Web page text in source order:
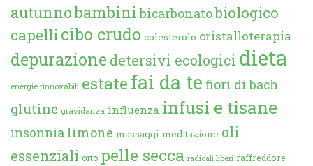
autunnobambini bicarbonatobiologico
capelli cibo crudo colesterolo cristalloterapia
depurazione detersivi ecologici dieta
energie rinnovabili estate fai da te fiori di bach
glutine gravidanza influenza infusi e tisane
insonnia limone massaggi meditazione oli
essenziali orto pelle secca radicali liberi raffreddore